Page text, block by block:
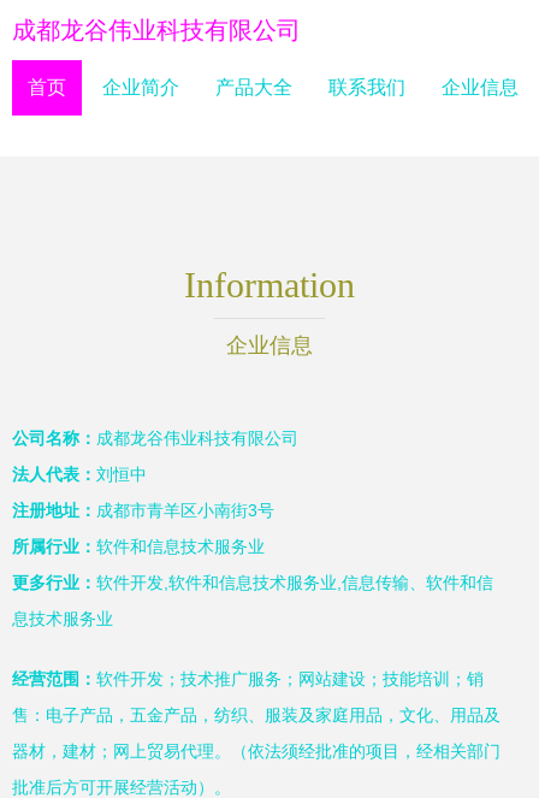
成都龙谷伟业科技有限公司
首页 企业简介 产品大全 联系我们 企业信息
Information
企业信息
公司名称： 成都龙谷伟业科技有限公司
法人代表： 刘恒中
注册地址： 成都市青羊区小南街3号
所属行业： 软件和信息技术服务业
更多行业： 软件开发,软件和信息技术服务业,信息传输、软件和信
息技术服务业
经营范围： 软件开发；技术推广服务；网站建设；技能培训；销
售：电子产品，五金产品，纺织、服装及家庭用品，文化、用品及
器材，建材；网上贸易代理。（依法须经批准的项目，经相关部门
批准后方可开展经营活动）。